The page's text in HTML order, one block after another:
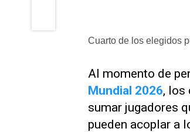
Cuarto de los elegidos
Al momento de
Mundial 2026, los
sumar jugadores
pueden acoplar a